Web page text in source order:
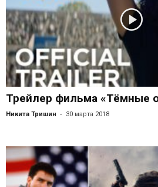
Трейлер фильма «Тёмные
Никита Тришин - 30 марта 2018